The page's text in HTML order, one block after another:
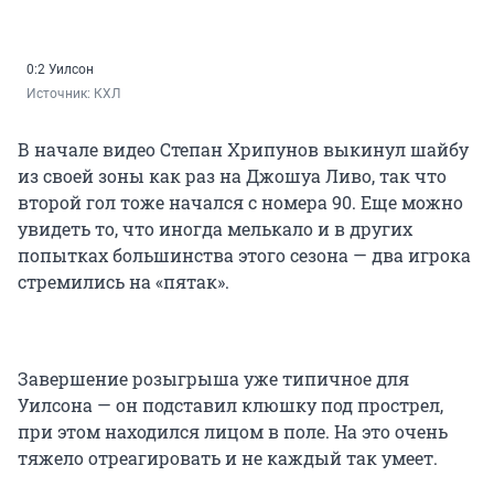
0:2 Уилсон
Источник: КХЛ
В начале видео Степан Хрипунов выкинул шайбу
из своей зоны как раз на Джошуа Ливо, так что
второй гол тоже начался с номера 90. Еще можно
увидеть то, что иногда мелькало и в других
попытках большинства этого сезона — два игрока
стремились на «пятак».
Завершение розыгрыша уже типичное для
Уилсона — он подставил клюшку под прострел,
при этом находился лицом в поле. На это очень
тяжело отреагировать и не каждый так умеет.